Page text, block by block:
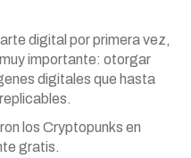
digital por primera vez,
importante: otorgar
digitales que hasta
los Cryptopunks en
gratis.